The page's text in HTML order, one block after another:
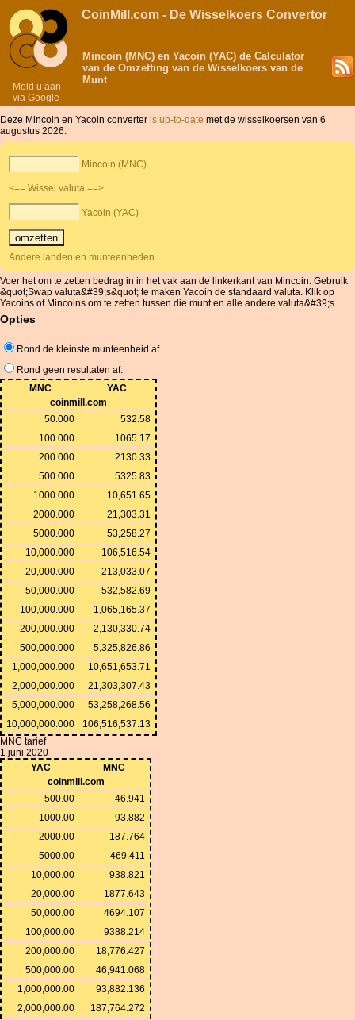
Meld u aan
via Google
CoinMill.com - De Wisselkoers Convertor
Mincoin (MNC) en Yacoin (YAC) de Calculator
van de Omzetting van de Wisselkoers van de
Munt
Deze Mincoin en Yacoin converter is up-to-date met de wisselkoersen van 6
augustus 2026.
Mincoin (MNC)
<== Wissel valuta ==>
Yacoin (YAC)
Andere landen en munteenheden
Voer het om te zetten bedrag in in het vak aan de linkerkant van Mincoin. Gebruik
&quot;Swap valuta&#39;s&quot; te maken Yacoin de standaard valuta. Klik op
Yacoins of Mincoins om te zetten tussen die munt en alle andere valuta&#39;s.
Opties
Rond de kleinste munteenheid af.
Rond geen resultaten af.
MNC
YAC
coinmill.com
50.000
532.58
100.000
1065.17
200.000
2130.33
500.000
5325.83
1000.000
10,651.65
2000.000
21,303.31
5000.000
53,258.27
10,000.000
106,516.54
20,000.000
213,033.07
50,000.000
532,582.69
100,000.000
1,065,165.37
200,000.000
2,130,330.74
500,000.000
5,325,826.86
1,000,000.000
10,651,653.71
2,000,000.000
21,303,307.43
5,000,000.000
53,258,268.56
10,000,000.000
106,516,537.13
MNC tarief
1 juni 2020
YAC
MNC
coinmill.com
500.00
46.941
1000.00
93.882
2000.00
187.764
5000.00
469.411
10,000.00
938.821
20,000.00
1877.643
50,000.00
4694.107
100,000.00
9388.214
200,000.00
18,776.427
500,000.00
46,941.068
1,000,000.00
93,882.136
2,000,000.00
187,764.272